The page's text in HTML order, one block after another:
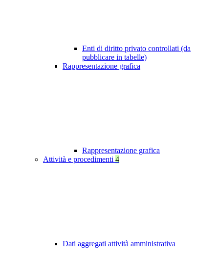
Enti di diritto privato controllati (da
pubblicare in tabelle)
Rappresentazione grafica
Rappresentazione grafica
Attività e procedimenti 4
Dati aggregati attività amministrativa